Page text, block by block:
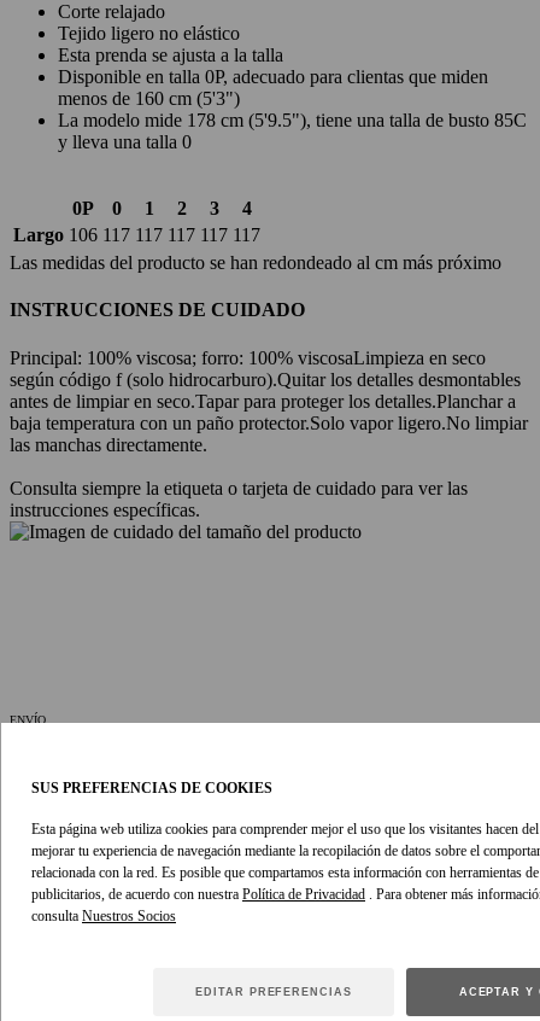
SUS PREFERENCIAS DE COOKIES
Esta página web utiliza cookies para comprender mejor el uso que los visitantes hacen
mejorar tu experiencia de navegación mediante la recopilación de datos sobre el
relacionada con la red. Es posible que compartamos esta información con herramientas
publicitarios, de acuerdo con nuestra Política de Privacidad . Para obtener más
consulta
EDITAR PREFERENCIAS ACEPTAR Y
Corte relajado
Tejido ligero no elástico
Esta prenda se ajusta a la talla
Disponible en talla 0P, adecuado para clientas que miden
menos de 160 cm (5'3")
La modelo mide 178 cm (5'9.5"), tiene una talla de busto 85C
y lleva una talla 0
0P 0 1 2 3
4
Largo 106 117 117 117 117 117
Las medidas del producto se han redondeado al cm más próximo
INSTRUCCIONES DE CUIDADO
Principal: 100% viscosa; forro: 100% viscosaLimpieza en seco
según código f (solo hidrocarburo).Quitar los detalles desmontables
antes de limpiar en seco.Tapar para proteger los detalles.Planchar a
baja temperatura con un paño protector.Solo vapor ligero.No limpiar
las manchas directamente.
Consulta siempre la etiqueta o tarjeta de cuidado para ver las
instrucciones específicas.
ENVÍO
horas. Los envíos metropolitanos llegarán en un plazo de 2-3 días
laborables, los envíos regionales e internacionales pueden tardar 1-2
días laborables adicionales. Durante los periodos de rebajas,
necesitaremos 1-2 días más para procesar tu pedido.